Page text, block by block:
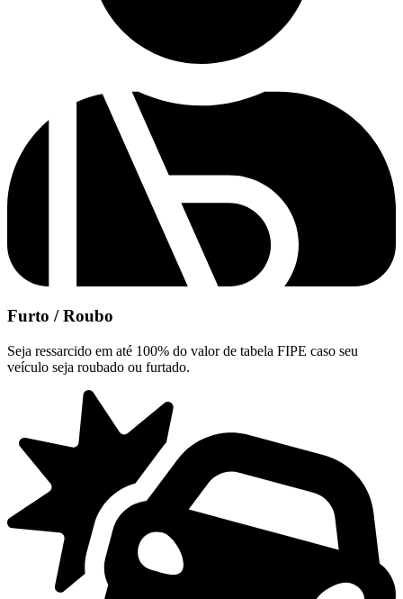
Furto / Roubo
Seja ressarcido em até 100% do valor de tabela FIPE caso seu
veículo seja roubado ou furtado.